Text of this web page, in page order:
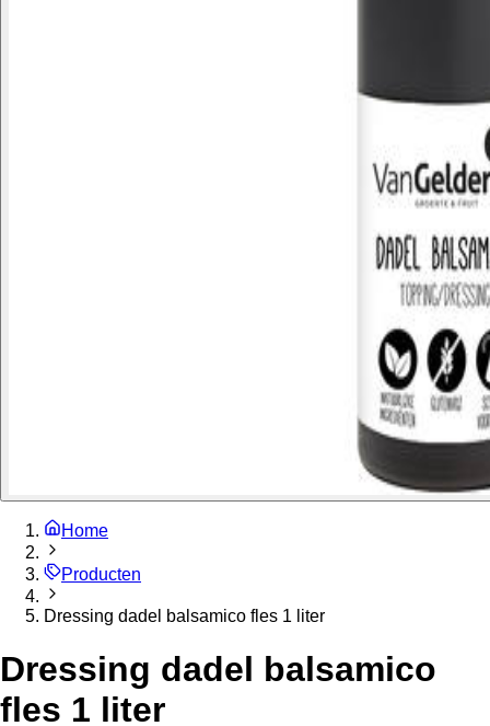
Home
Producten
Dressing dadel balsamico fles 1 liter
Dressing dadel balsamico
fles 1 liter